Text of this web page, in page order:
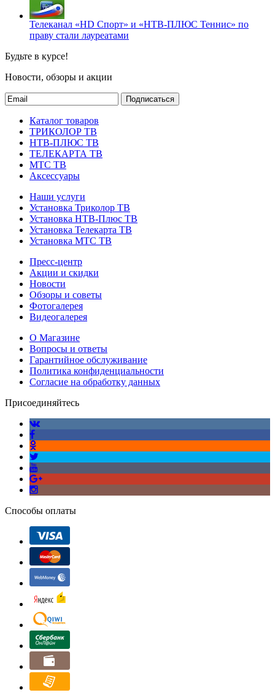
Телеканал «HD Спорт» и «НТВ-ПЛЮС Теннис» по
праву стали лауреатами
Будьте в курсе!
Новости, обзоры и акции
Подписаться
Каталог товаров
ТРИКОЛОР ТВ
НТВ-ПЛЮС ТВ
ТЕЛЕКАРТА ТВ
МТС ТВ
Аксессуары
Наши услуги
Установка Триколор ТВ
Установка НТВ-Плюс ТВ
Установка Телекарта ТВ
Установка МТС ТВ
Пресс-центр
Акции и скидки
Новости
Обзоры и советы
Фотогалерея
Видеогалерея
О Магазине
Вопросы и ответы
Гарантийное обслуживание
Политика конфиденциальности
Согласие на обработку данных
Присоединяйтесь
Способы оплаты